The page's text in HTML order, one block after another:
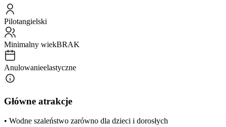
Pilotangielski
Minimalny wiekBRAK
Anulowanieelastyczne
Główne atrakcje
• Wodne szaleństwo zarówno dla dzieci i dorosłych